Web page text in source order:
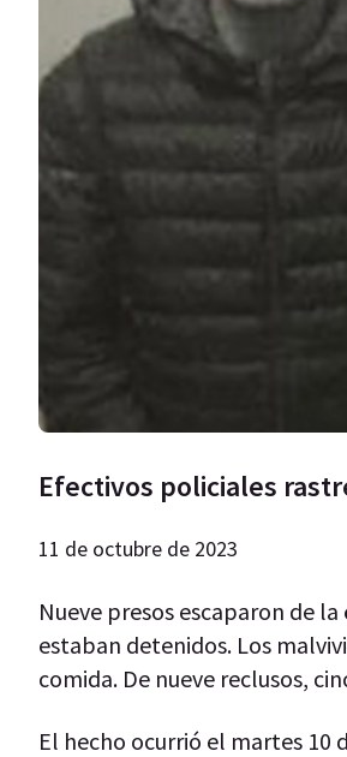
Efectivos policiales
11 de octubre de 2023
Nueve presos escaparon de la
estaban detenidos. Los
comida. De nueve reclusos,
El hecho ocurrió el martes 10